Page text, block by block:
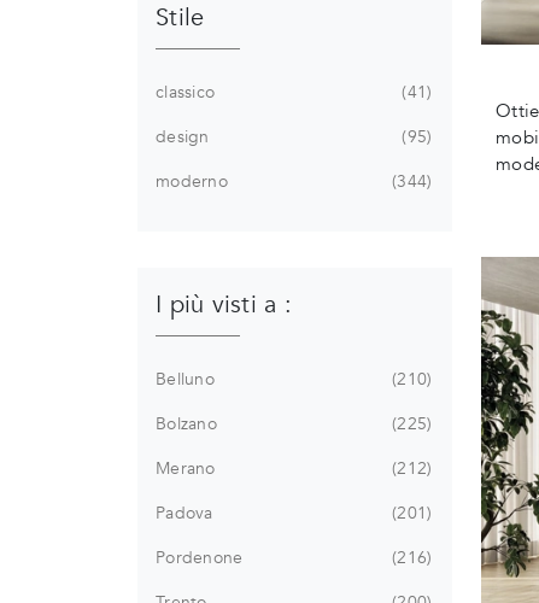
Stile
classico
41
design
95
moderno
344
I più visti a :
Belluno
210
Bolzano
225
Merano
212
Padova
201
Pordenone
216